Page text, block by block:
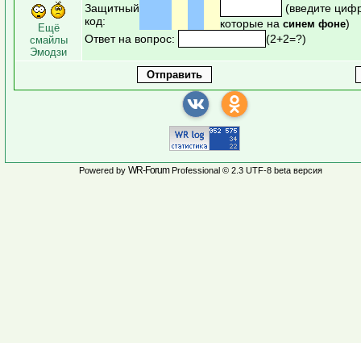
Ещё
смайлы
Эмодзи
Защитный
код:
(введите
которые на синем фоне)
Ответ на вопрос:
(2+2=?)
Powered by WR-ForumProfessional © 2.3 UTF-8 beta версия